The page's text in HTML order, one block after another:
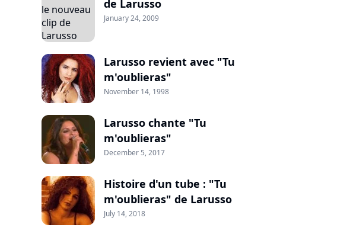
de Larusso
January 24, 2009
Larusso revient avec "Tu
m'oublieras"
November 14, 1998
Larusso chante "Tu
m'oublieras"
December 5, 2017
Histoire d'un tube : "Tu
m'oublieras" de Larusso
July 14, 2018